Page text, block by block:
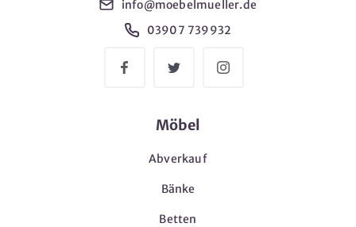
info@moebelmueller.de
03907 739932
Möbel
Abverkauf
Bänke
Betten